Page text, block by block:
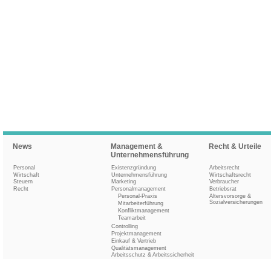
News
Personal
Wirtschaft
Steuern
Recht
Management &
Unternehmensführung
Existenzgründung
Unternehmensführung
Marketing
Personalmanagement
Personal-Praxis
Mitarbeiterführung
Konfliktmanagement
Teamarbeit
Controlling
Projektmanagement
Einkauf & Vertrieb
Qualitätsmanagement
Arbeitsschutz & Arbeitssicherheit
Recht & Urteile
Arbeitsrecht
Wirtschaftsrecht
Verbraucher
Betriebsrat
Altersvorsorge &
Sozialversicherungen